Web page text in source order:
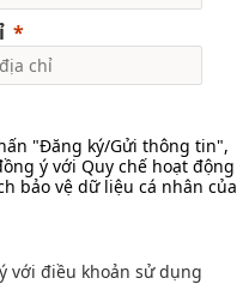
"Đăng ký/Gửi thông tin",
ý với Quy chế hoạt động
bảo vệ dữ liệu cá nhân của
với điều khoản sử dụng